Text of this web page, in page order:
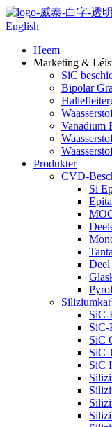
English
Heem
Marketing &
SiC
Bipolar
Vanadium
Produkter
CVD-
Si
SiC-
SiC-
SiC
SiC
SiC